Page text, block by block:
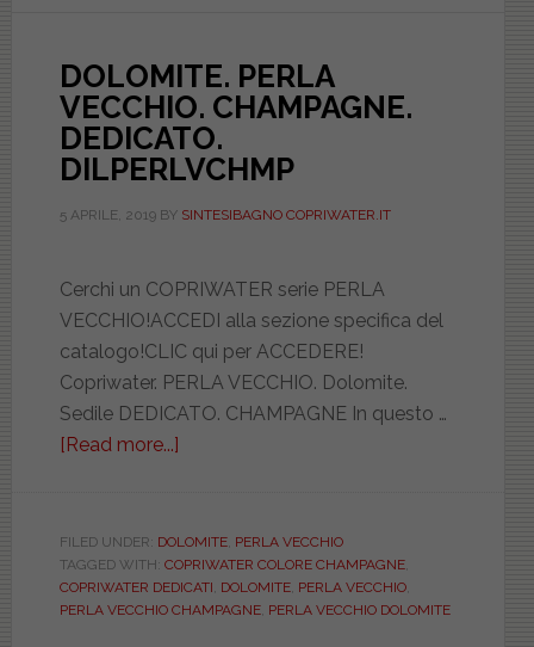
DOLOMITE. PERLA
VECCHIO. CHAMPAGNE.
DEDICATO.
DILPERLVCHMP
5 APRILE, 2019BY SINTESIBAGNO COPRIWATER.IT
Cerchi un COPRIWATER serie PERLA
VECCHIO!ACCEDI alla sezione specifica del
catalogo!CLIC qui per ACCEDERE!
Copriwater. PERLA VECCHIO. Dolomite.
Sedile DEDICATO. CHAMPAGNE In questo …
[Read more...]
VECCHIO.
CHAMPAGNE.
DEDICATO.
FILED UNDER: DOLOMITE, PERLA VECCHIO
TAGGED WITH: COPRIWATER COLORE CHAMPAGNE,
COPRIWATER DEDICATI, DOLOMITE, PERLA VECCHIO,
PERLA VECCHIO CHAMPAGNE, PERLA VECCHIO DOLOMITE